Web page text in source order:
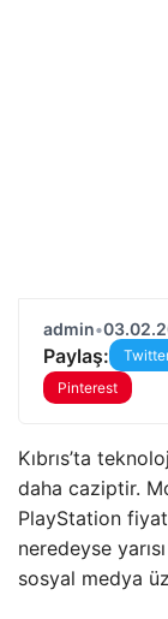
admin•
Paylaş:
Pinterest
Kıbrıs’ta
daha caziptir.
PlayStation
neredeyse
sosyal medya